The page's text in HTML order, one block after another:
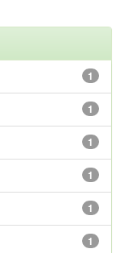
1
1
1
1
1
1